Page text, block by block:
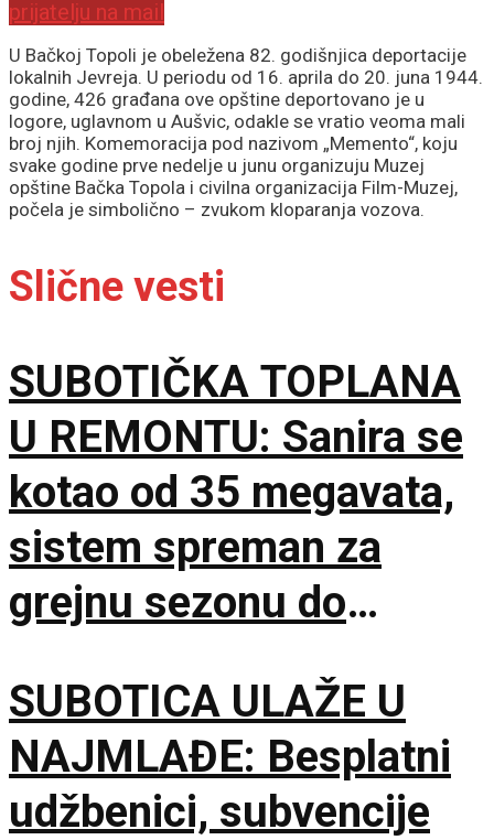
prijatelju na mail
U Bačkoj Topoli je obeležena 82. godišnjica deportacije
lokalnih Jevreja. U periodu od 16. aprila do 20. juna 1944.
godine, 426 građana ove opštine deportovano je u
logore, uglavnom u Aušvic, odakle se vratio veoma mali
broj njih. Komemoracija pod nazivom „Memento“, koju
svake godine prve nedelje u junu organizuju Muzej
opštine Bačka Topola i civilna organizacija Film-Muzej,
počela je simbolično – zvukom kloparanja vozova.
Slične vesti
SUBOTIČKA TOPLANA
U REMONTU: Sanira se
kotao od 35 megavata,
sistem spreman za
grejnu sezonu do
SUBOTICA ULAŽE U
NAJMLAĐE: Besplatni
udžbenici, subvencije